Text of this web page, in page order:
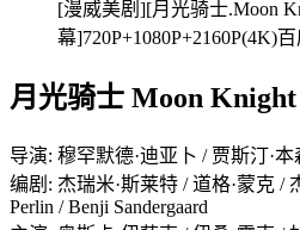
[漫威美剧][月光骑士.Moon
幕]720P+1080P+2160P(4K)
月光骑士 Moon Knight
导演: 穆罕默德·迪亚卜 / 贾斯汀·
编剧: 杰瑞米·斯莱特 / 道格·蒙克 /
Perlin / Benji Sandergaard